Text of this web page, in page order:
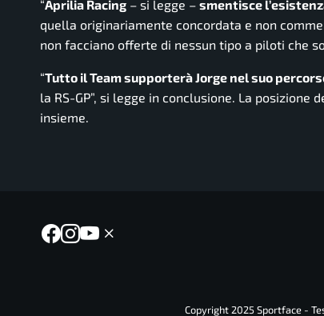
“Aprilia Racing – si legge – smentisce
quella originariamente concordata e non
non facciano offerte di nessun tipo a piloti che
“Tutto il Team supporterà Jorge nel suo
la RS-GP”, si legge in conclusione. La
insieme.
Copyright 2025 Sportface -